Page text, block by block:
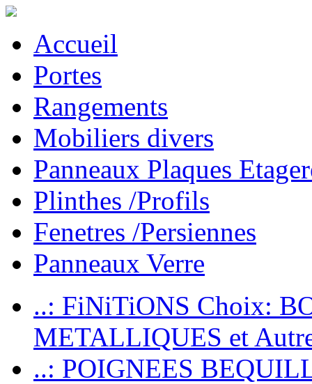
Accueil
Portes
Rangements
Mobiliers divers
Panneaux Plaques
Plinthes /Profils
Fenetres /Persiennes
Panneaux Verre
..: FiNiTiONS Choix:
METALLIQUES et
..: POIGNEES